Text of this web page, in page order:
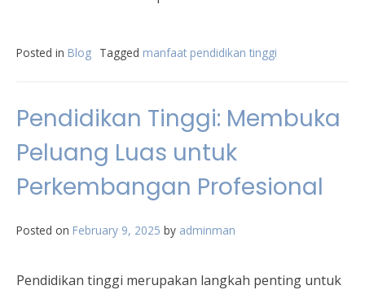
Posted in Blog Tagged manfaat pendidikan tinggi
Pendidikan Tinggi: Membuka
Peluang Luas untuk
Perkembangan Profesional
Posted on February 9, 2025 by adminman
Pendidikan tinggi merupakan langkah penting untuk